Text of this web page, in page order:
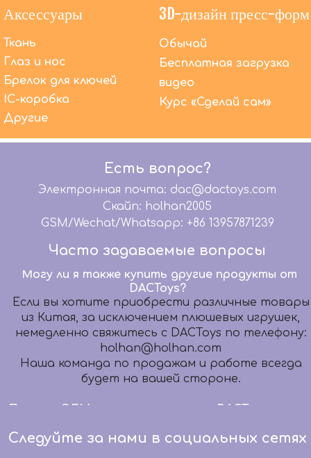
Аксессуары
Ткань
Глаз и нос
Брелок для ключей
IC-коробка
Другие
3D-дизайн пресс-форм
Обычай
Бесплатная загрузка
видео
Курс «Сделай сам»
Есть вопрос?
Электронная почта: dac@dactoys.com
Скайп: holhan2005
GSM/Wechat/Whatsapp: +86 13957871239
Часто задаваемые вопросы
Помимо OEM-производства, что DACToys может
OEM-производства уже более 20 лет. В то же
время мы предлагаем комплексное
обслуживание: графический дизайн, 3D-
моделирование, дизайн упаковки, бумажный
шаблон, разработку образцов, дизайн
микросхем, помогаем вашей команде
Идеальные продукты.
DACToys?
Если вы хотите приобрести различные товары
из Китая, за исключением плюшевых игрушек,
немедленно свяжитесь с DACToys по телефону:
holhan@holhan.com
Наша команда по продажам и работе всегда
будет на вашей стороне.
Помимо OEM-производства, что DACToys может
Мы предлагаем высококачественные услуги
OEM-производства уже более 20 лет. В то же
Следуйте за нами в социальных сетях